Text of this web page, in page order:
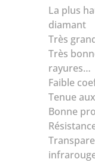
La plus
diamant
Très
Très
rayures…
Faible
Tenue
Bonne